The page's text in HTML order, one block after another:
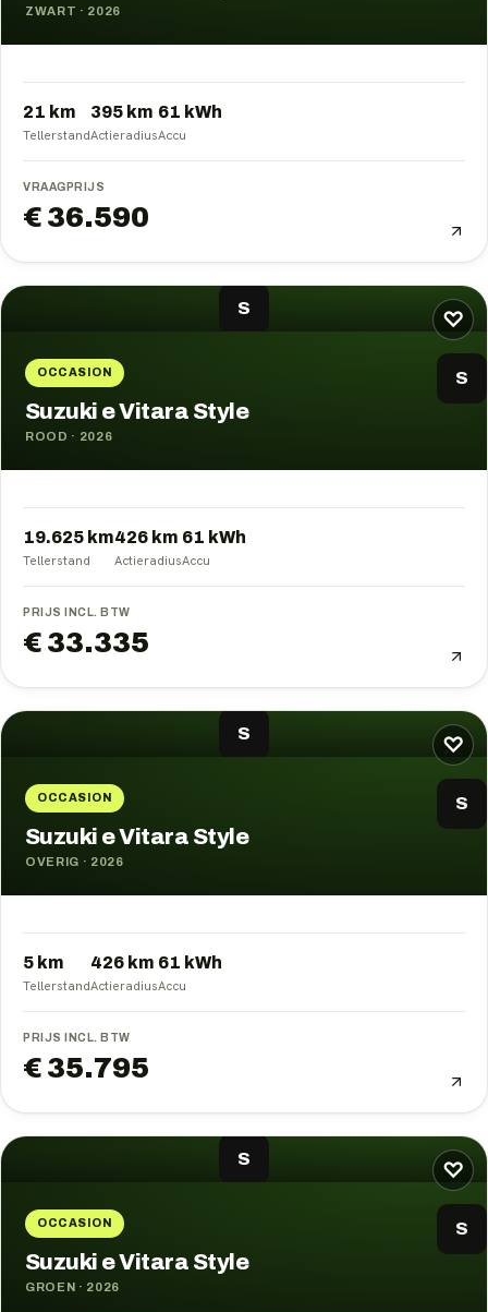
ZWART · 2026
21 km
Tellerstand
395 km
Actieradius
61 kWh
Accu
VRAAGPRIJS
€ 36.590
♡
S
OCCASION S
Suzuki e Vitara Style
ROOD · 2026
19.625 km
Tellerstand
426 km
Actieradius
61 kWh
Accu
PRIJS INCL. BTW
€ 33.335
♡
S
OCCASION S
Suzuki e Vitara Style
OVERIG · 2026
5 km
Tellerstand
426 km
Actieradius
61 kWh
Accu
PRIJS INCL. BTW
€ 35.795
♡
S
OCCASION S
Suzuki e Vitara Style
GROEN · 2026